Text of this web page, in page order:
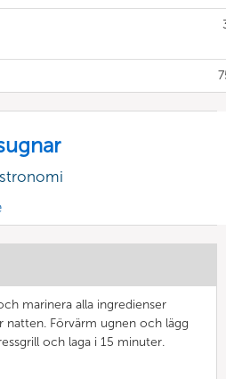
marinera alla ingredienser
natten. Förvärm ugnen och lägg
och laga i 15 minuter.